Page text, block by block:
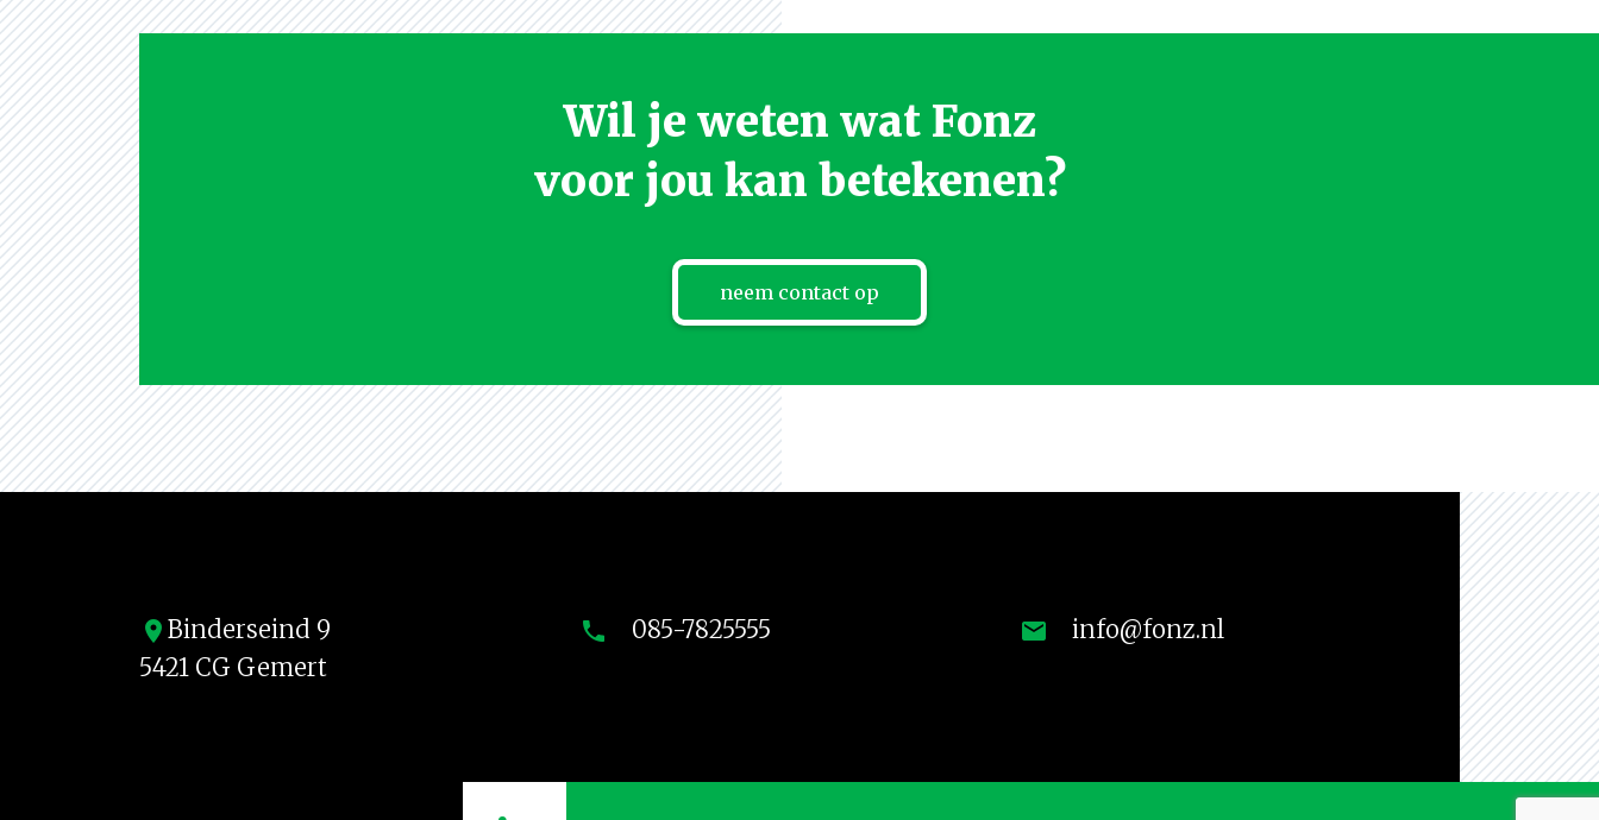
Wil je weten wat Fonz
voor jou kan betekenen?
neem contact op
location_on Binderseind 9
5421 CG Gemert
phone 085-7825555 mail info@fonz.nl